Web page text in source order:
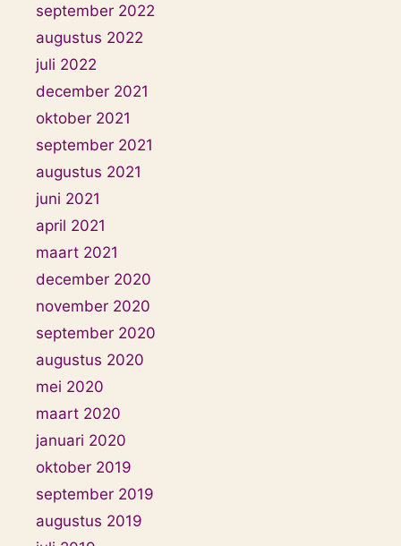
september 2022
augustus 2022
juli 2022
december 2021
oktober 2021
september 2021
augustus 2021
juni 2021
april 2021
maart 2021
december 2020
november 2020
september 2020
augustus 2020
mei 2020
maart 2020
januari 2020
oktober 2019
september 2019
augustus 2019